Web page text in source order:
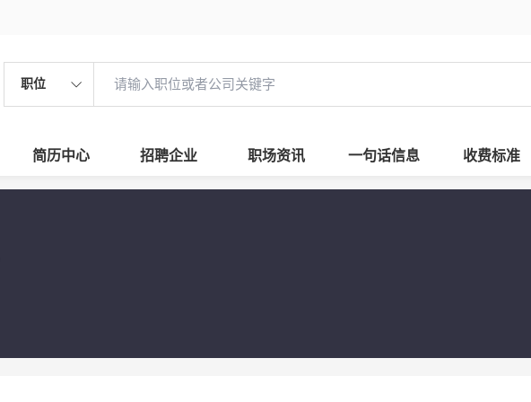
职位
简历中心 招聘企业 职场资讯 一句话信息 收费标准